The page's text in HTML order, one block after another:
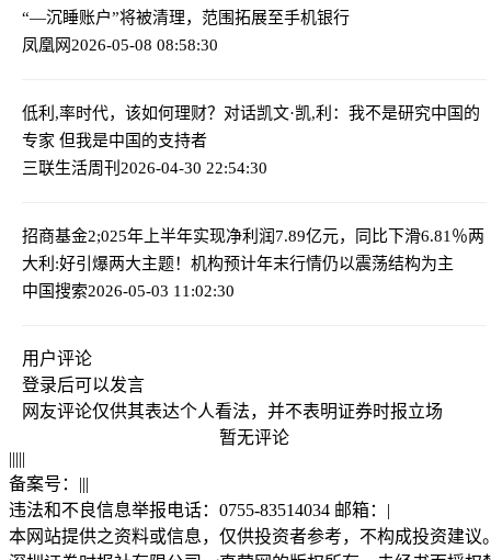
“—沉睡账户”将被清理，范围拓展至手机银行
凤凰网2026-05-08 08:58:30
低利,率时代，该如何理财？ 对话凯文·凯,利：我不是研究中国的
专家 但我是中国的支持者
三联生活周刊 2026-04-30 22:54:30
招商基金2;025年上半年实现净利润7.89亿元，同比下滑6.81％两
大利:好引爆两大主题！机构预计年末行情仍以震荡结构为主
中国搜索2026-05-03 11:02:30
用户评论
登录后可以发言
网友评论仅供其表达个人看法，并不表明证券时报立场
暂无评论
|||||
备案号： |||
违法和不良信息举报电话：0755-83514034 邮箱： |
本网站提供之资料或信息，仅供投资者参考，不构成投资建议